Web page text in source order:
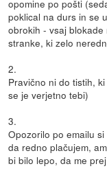
opomine po pošti
poklical na durs in se
obrokih - vsaj
stranke, ki zelo
2.
Pravično ni do tistih,
se je verjetno tebi)
3.
Opozorilo po emailu
da redno plačujem,
bi bilo lepo, da me